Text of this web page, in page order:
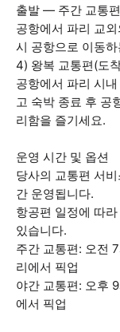
출발 — 주간 교통
공항에서 파리 교
시 공항으로 이동
4) 왕복 교통편(도
공항에서 파리 시
고 숙박 종료 후 공
리함을 즐기세요.
운영 시간 및 옵션
당사의 교통편 서
간 운영됩니다.
항공편 일정에 따
있습니다.
주간 교통편: 오전
리에서 픽업
야간 교통편: 오후
에서 픽업